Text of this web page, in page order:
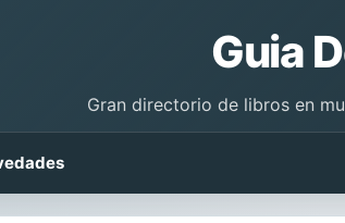
Guia
Gran directorio de libros en